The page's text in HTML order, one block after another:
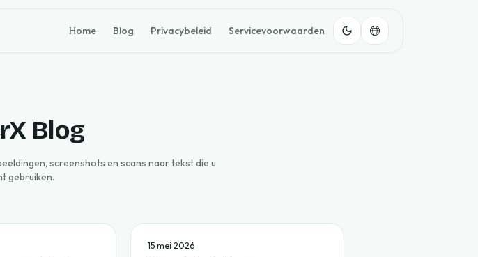
Home Blog Privacybeleid Servicevoorwaarden
Blog
screenshots en scans naar tekst die u
gebruiken.
15 mei 2026